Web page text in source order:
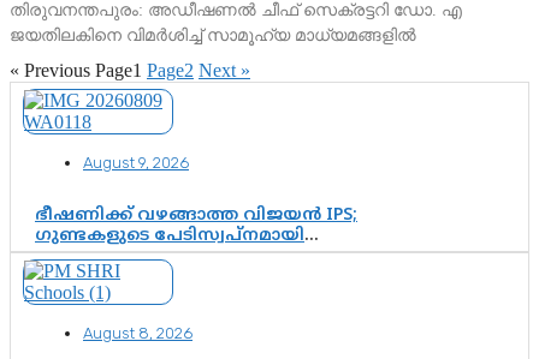
തിരുവനന്തപുരം: അഡീഷണല്‍ ചീഫ് സെക്രട്ടറി ഡോ. എ
ജയതിലകിനെ വിമര്‍ശിച്ച് സാമൂഹ്യ മാധ്യമങ്ങളില്‍
« Previous Page1 Page2 Next »
August 9, 2026
ഭീഷണിക്ക് വഴങ്ങാത്ത വിജയൻ IPS;
ഗുണ്ടകളുടെ പേടിസ്വപ്നമായി
കാർത്തിക്—ചെന്നിത്തലയുടെ ‘പവർ
ഹോം’ ഓപ്പറേഷനിൽ ആയങ്കി
കുടുങ്ങി!
August 8, 2026